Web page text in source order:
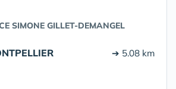
SIMONE GILLET-DEMANGEL
➔ 5.08 km